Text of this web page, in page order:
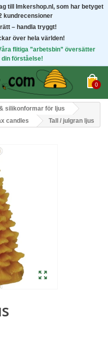
till Imkershop.nl, som har betyget
kundrecensioner
– handla tryggt!
över hela världen!
flitiga ”arbetsbin” översätter
din förståelse!
0
silikonformar för ljus
candles Tall / julgran ljus